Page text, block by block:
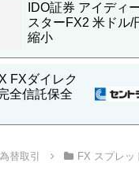
IDO証券 アイディ
スターFX2 米ドル/
縮小
FXダイレク
全信託保全
替取引 FX スプレッ